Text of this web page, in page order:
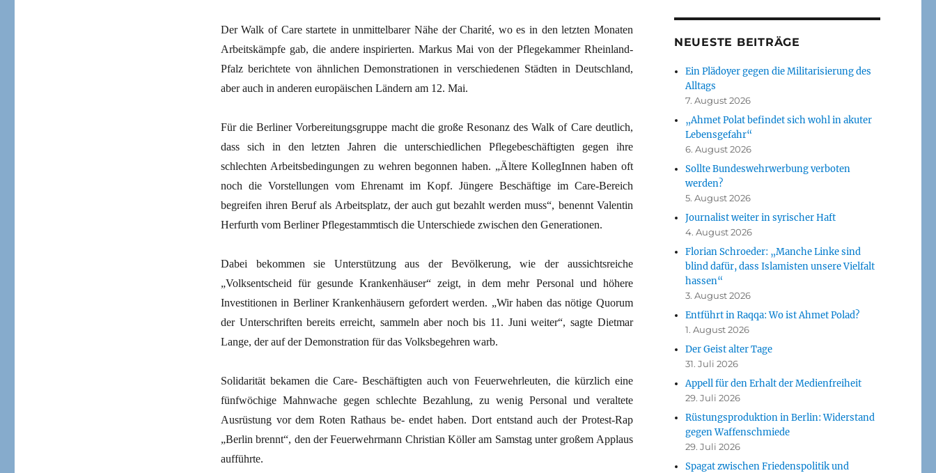
Der Walk of Care startete in unmittelbarer Nähe der Charité, wo es in den letzten Monaten
Arbeitskämpfe gab, die andere inspirierten. Markus Mai von der Pflegekammer Rheinland-
Pfalz berichtete von ähnlichen Demonstrationen in verschiedenen Städten in Deutschland,
aber auch in anderen europäischen Ländern am 12. Mai.
Für die Berliner Vorbereitungsgruppe macht die große Resonanz des Walk of Care deutlich,
dass sich in den letzten Jahren die unterschiedlichen Pflegebeschäftigten gegen ihre
schlechten Arbeitsbedingungen zu wehren begonnen haben. „Ältere KollegInnen haben oft
noch die Vorstellungen vom Ehrenamt im Kopf. Jüngere Beschäftige im Care-Bereich
begreifen ihren Beruf als Arbeitsplatz, der auch gut bezahlt werden muss“, benennt Valentin
Herfurth vom Berliner Pflegestammtisch die Unterschiede zwischen den Generationen.
Dabei bekommen sie Unterstützung aus der Bevölkerung, wie der aussichtsreiche
„Volksentscheid für gesunde Krankenhäuser“ zeigt, in dem mehr Personal und höhere
Investitionen in Berliner Krankenhäusern gefordert werden. „Wir haben das nötige Quorum
der Unterschriften bereits erreicht, sammeln aber noch bis 11. Juni weiter“, sagte Dietmar
Lange, der auf der Demonstration für das Volksbegehren warb.
Solidarität bekamen die Care- Beschäftigten auch von Feuerwehrleuten, die kürzlich eine
fünfwöchige Mahnwache gegen schlechte Bezahlung, zu wenig Personal und veraltete
Ausrüstung vor dem Roten Rathaus be- endet haben. Dort entstand auch der Protest-Rap
„Berlin brennt“, den der Feuerwehrmann Christian Köller am Samstag unter großem Applaus
aufführte.
NEUESTE BEITRÄGE
Ein Plädoyer gegen die Militarisierung des
Alltags
7. August 2026
„Ahmet Polat befindet sich wohl in akuter
Lebensgefahr“
6. August 2026
Sollte Bundeswehrwerbung verboten
werden?
5. August 2026
Journalist weiter in syrischer Haft
4. August 2026
Florian Schroeder: „Manche Linke sind
blind dafür, dass Islamisten unsere Vielfalt
hassen“
3. August 2026
Entführt in Raqqa: Wo ist Ahmet Polad?
1. August 2026
Der Geist alter Tage
31. Juli 2026
Appell für den Erhalt der Medienfreiheit
29. Juli 2026
Rüstungsproduktion in Berlin: Widerstand
gegen Waffenschmiede
29. Juli 2026
Spagat zwischen Friedenspolitik und